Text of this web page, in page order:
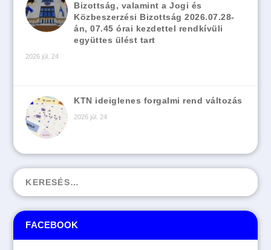
FACEBOOK
Bizottság, valamint a Jogi és
Közbeszerzési Bizottság 2026.07.28-
án, 07.45 órai kezdettel rendkívüli
együttes ülést tart
2026 júl. 24
KTN ideiglenes forgalmi rend változás
2026 júl. 24